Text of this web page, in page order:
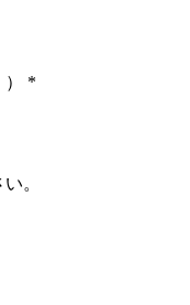
*
。